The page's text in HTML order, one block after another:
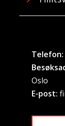
Telefon:
Oslo
E-post: